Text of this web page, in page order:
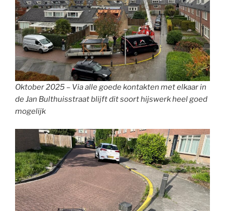
Oktober 2025 – Via alle goede kontakten met elkaar in
de Jan Bulthuisstraat blijft dit soort hijswerk heel goed
mogelijk